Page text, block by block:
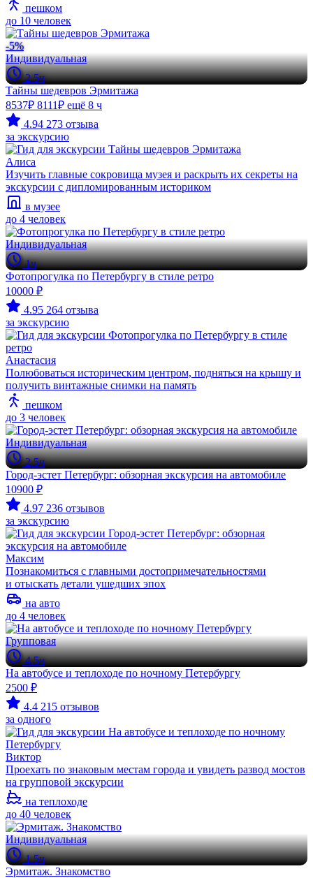
пешком
до 10 человек
-5%
Индивидуальная
2.5ч
Тайны шедевров Эрмитажа
8537₽ 8111₽ ещё 8 ч
4.94 273 отзыва
за экскурсию
Алиса
Изучить главные сокровища музея и раскрыть их секреты на
экскурсии с дипломированным историком
в музее
до 4 человек
Индивидуальная
1ч
Фотопрогулка по Петербургу в стиле ретро
10000 ₽
4.95 264 отзыва
за экскурсию
Анастасия
Полюбоваться историческим центром, подняться на крышу и
получить винтажные снимки на память
пешком
до 3 человек
Индивидуальная
2.5ч
Город-эстет Петербург: обзорная экскурсия на автомобиле
10900 ₽
4.97 236 отзывов
за экскурсию
Максим
Познакомиться с главными достопримечательностями
и отыскать детали ушедших эпох
на авто
до 4 человек
Групповая
4.5ч
На автобусе и теплоходе по ночному Петербургу
2500 ₽
4.4 215 отзывов
за одного
Виктор
Проехать по знаковым местам города и увидеть развод мостов
на групповой экскурсии
на теплоходе
до 40 человек
Индивидуальная
1.5ч
Эрмитаж. Знакомство